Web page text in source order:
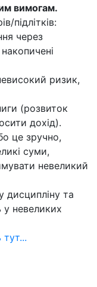
вимогам.
підлітків:
через
ризик,
(розвиток
дохід).
це зручно,
суми,
невеликий
дисципліну та
у невеликих
тут...